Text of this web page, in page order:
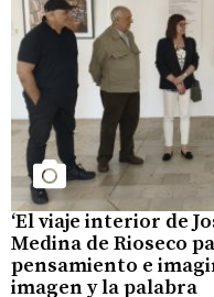
‘El viaje interior de
Medina de Rioseco
pensamiento e
imagen y la palabra